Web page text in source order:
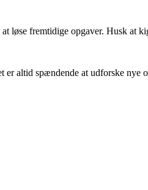
løse fremtidige opgaver. Husk at
er altid spændende at udforske nye